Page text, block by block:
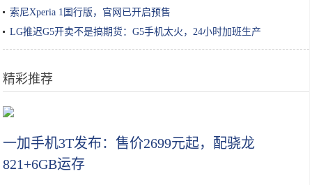
索尼Xperia 1国行版，官网已开启预售
LG推迟G5开卖不是搞期货：G5手机太火，24小时加班生产
精彩推荐
一加手机3T发布：售价2699元起，配骁龙
821+6GB运存